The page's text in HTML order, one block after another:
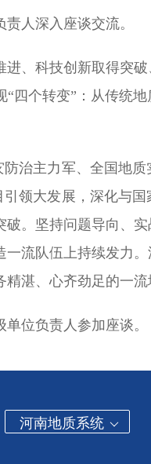
人深入座谈交流。
、科技创新取得突
四个转变”：从传统
治主力军、全国地
领大发展，深化与
。坚持问题导向、
一流队伍上持续发力
湛、心齐劲足的一流
位负责人参加座谈。
河南地质系统